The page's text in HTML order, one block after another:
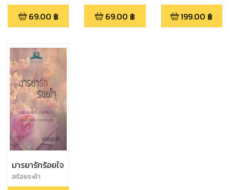
69.00 ฿ 69.00 ฿ 199.00 ฿
มารยารักร้อยใจ
สร้อยระย้า